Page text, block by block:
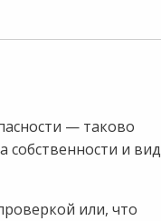
— таково
собственности и вид
или, что